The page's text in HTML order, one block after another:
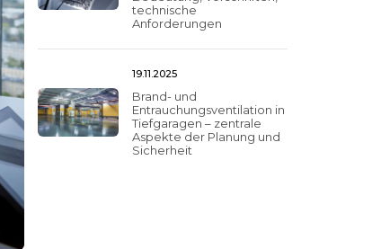
technische
Anforderungen
19.11.2025
Brand- und
Entrauchungsventilation in
Tiefgaragen – zentrale
Aspekte der Planung und
Sicherheit